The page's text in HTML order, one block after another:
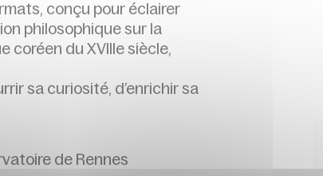
conçu pour éclairer
philosophique sur la
coréen du XVIIIe siècle,
sa curiosité, d’enrichir sa
de Rennes